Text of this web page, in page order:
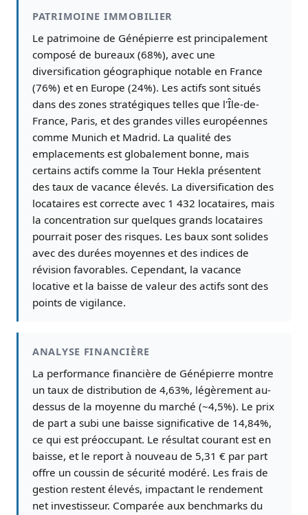
PATRIMOINE IMMOBILIER
Le patrimoine de Génépierre est principalement
composé de bureaux (68%), avec une
diversification géographique notable en France
(76%) et en Europe (24%). Les actifs sont situés
dans des zones stratégiques telles que l'Île-de-
France, Paris, et des grandes villes européennes
comme Munich et Madrid. La qualité des
emplacements est globalement bonne, mais
certains actifs comme la Tour Hekla présentent
des taux de vacance élevés. La diversification des
locataires est correcte avec 1 432 locataires, mais
la concentration sur quelques grands locataires
pourrait poser des risques. Les baux sont solides
avec des durées moyennes et des indices de
révision favorables. Cependant, la vacance
locative et la baisse de valeur des actifs sont des
points de vigilance.
ANALYSE FINANCIÈRE
La performance financière de Génépierre montre
un taux de distribution de 4,63%, légèrement au-
dessus de la moyenne du marché (~4,5%). Le prix
de part a subi une baisse significative de 14,84%,
ce qui est préoccupant. Le résultat courant est en
baisse, et le report à nouveau de 5,31 € par part
offre un coussin de sécurité modéré. Les frais de
gestion restent élevés, impactant le rendement
net investisseur. Comparée aux benchmarks du